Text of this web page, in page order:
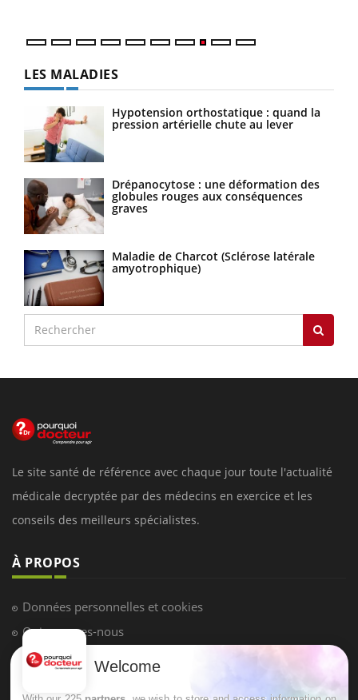
LES MALADIES
Hypotension orthostatique : quand la
pression artérielle chute au lever
Drépanocytose : une déformation des
globules rouges aux conséquences
graves
Maladie de Charcot (Sclérose latérale
amyotrophique)
Le site santé de référence avec chaque jour toute l'actualité
médicale decryptée par des médecins en exercice et les
conseils des meilleurs spécialistes.
À PROPOS
Données personnelles et cookies
Qui sommes-nous
Conditions d'utilisation
Welcome